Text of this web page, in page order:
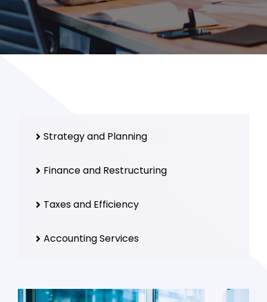
Strategy and Planning
Finance and Restructuring
Taxes and Efficiency
Accounting Services